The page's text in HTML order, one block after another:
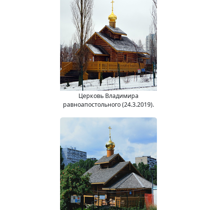
Церковь Владимира
равноапостольного (24.3.2019).